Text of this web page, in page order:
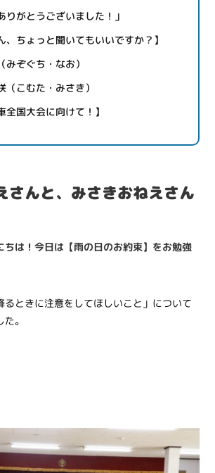
りがとうございました！」
、ちょっと聞いてもいいですか？】
ぞぐち・なお）
こむた・みさき）
全国大会に向けて！】
さんと、みさきおねえさん
ちは！今日は【雨の日のお約束】をお勉強
るときに注意をしてほしいこと」について
。